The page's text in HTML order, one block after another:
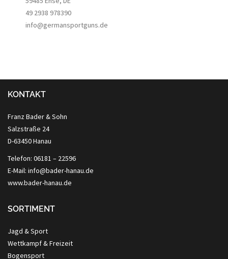
49 2938 978390
info@germansportguns.de
KONTAKT
Franz Bader & Sohn
Salzstraße 24
D-63450 Hanau
Telefon: 06181 – 22596
E-Mail: info@bader-hanau.de
www.bader-hanau.de
SORTIMENT
Jagd & Sport
Wettkampf & Freizeit
Bogensport